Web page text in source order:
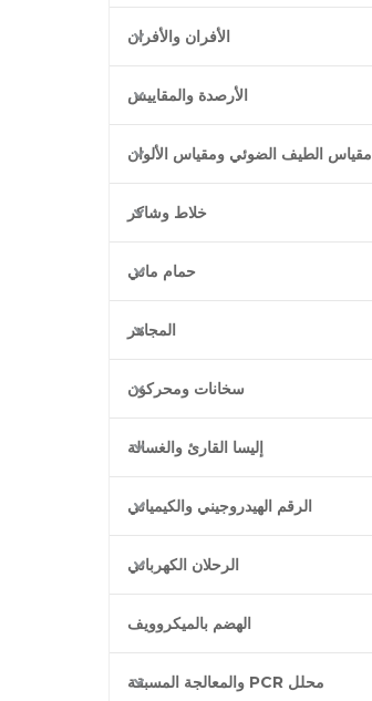
الأفران والأفران
الأرصدة والمقاييس
مقياس الطيف الضوئي ومقياس الألوان
خلاط وشاكر
حمام مائي
المجاهر
سخانات ومحركون
إليسا القارئ والغسالة
الرقم الهيدروجيني والكيميائي
الرحلان الكهربائي
الهضم بالميكروويف
محلل PCR والمعالجة المسبقة